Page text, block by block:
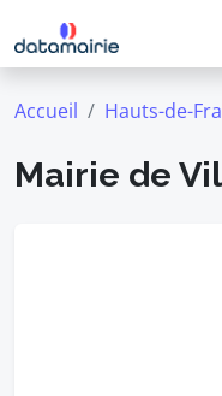
Accueil Hauts-de-
Mairie de